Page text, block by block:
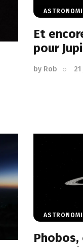
Et
pour
by Rob
Phobos,